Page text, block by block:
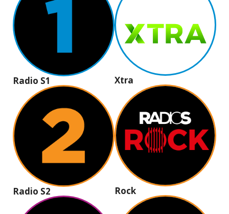
Radio S1
Radio S2
Xtra
Rock